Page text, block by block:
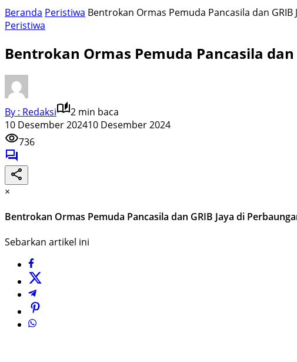
Beranda Peristiwa Bentrokan Ormas Pemuda Pancasila dan
Peristiwa
Bentrokan Ormas Pemuda Pancasila
By : Redaksi
2 min baca
10 Desember 202410 Desember 2024
736
×
Bentrokan Ormas Pemuda Pancasila dan GRIB Jaya di
Sebarkan artikel ini